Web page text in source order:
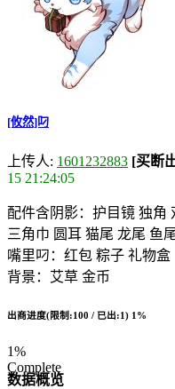
[攸然]叼
上传人: 1601232883 [买断
15 21:24:05
配件含阴影：护目镜 独角
三角巾 圆耳 猫尾 龙尾 鱼
嘴里叼：红包 粽子 礼物盒
背景：艾草 金币
出商进度(限制:100 / 已出:1) 1%
1%
Complete
数据概览